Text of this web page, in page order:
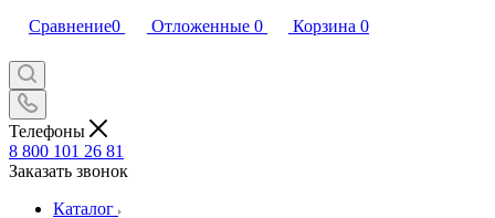
Сравнение0 Отложенные 0 Корзина 0
Телефоны
8 800 101 26 81
Заказать звонок
Каталог